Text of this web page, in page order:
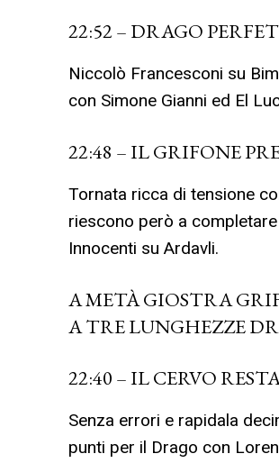
22:52 – DRAGO
Niccolò Francesconi su
con Simone Gianni ed El
22:48 – IL GRIFONE
Tornata ricca di tensione
riescono però a
Innocenti su Ardavli.
A METÀ GIOSTRA
A TRE LUNGHEZZE
22:40 – IL CERVO
Senza errori e rapidala
punti per il Drago con